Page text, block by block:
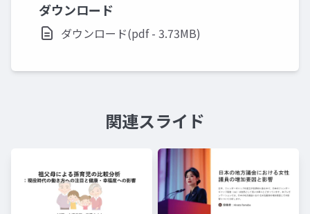
ダウンロード
ダウンロード(pdf - 3.73MB)
関連スライド